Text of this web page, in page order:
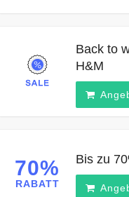
Back to
H&M
70%
RABATT
Bis zu